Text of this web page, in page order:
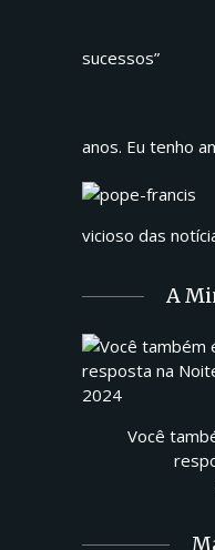
sucessos”
anos. Eu tenho
vicioso das
A
Você